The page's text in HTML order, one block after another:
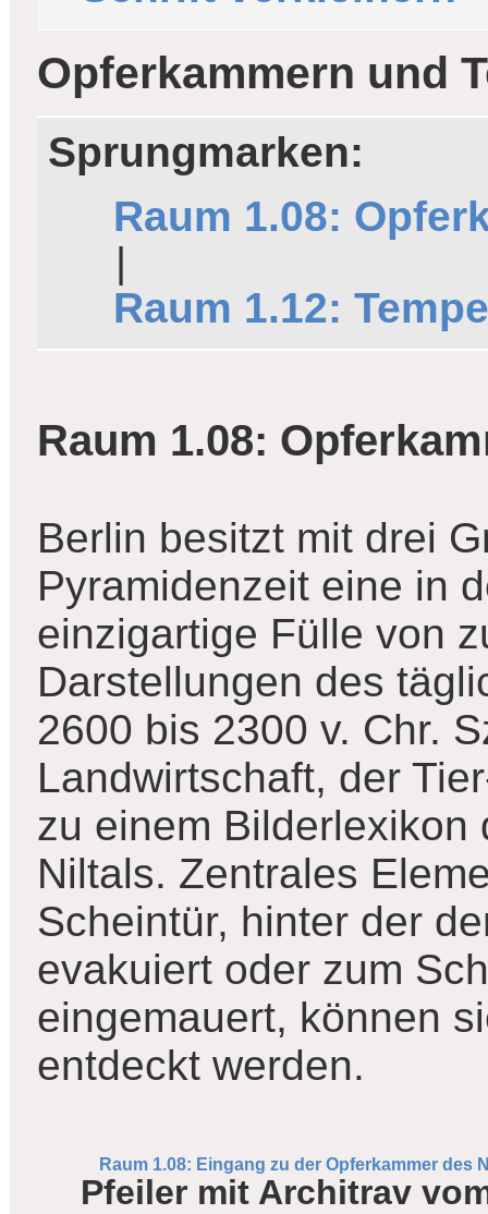
Opferkammern und
Sprungmarken:
Raum 1.08:
|
Raum 1.12:
Raum 1.08:
Berlin besitzt mit drei
Pyramidenzeit eine in
einzigartige Fülle von
Darstellungen des
2600 bis 2300 v. Chr.
Landwirtschaft, der
zu einem
Niltals. Zentrales
Scheintür, hinter der
evakuiert oder zum
eingemauert, können
entdeckt werden.
Raum 1.08: Eingang zu der Opferkammer des
Pfeiler mit Architrav